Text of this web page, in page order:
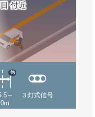
付近
～
他
３灯式信号